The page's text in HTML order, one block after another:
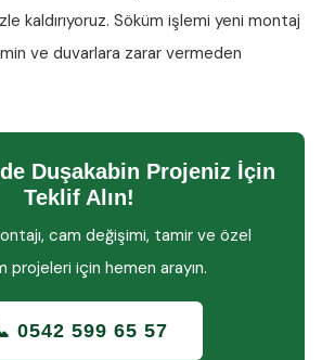
kaldırıyoruz. Söküm işlemi yeni montaj
ve duvarlara zarar vermeden
Duşakabin Projeniz İçin
Teklif Alın!
cam değişimi, tamir ve özel
projeleri için hemen arayın.
0542 599 65 57